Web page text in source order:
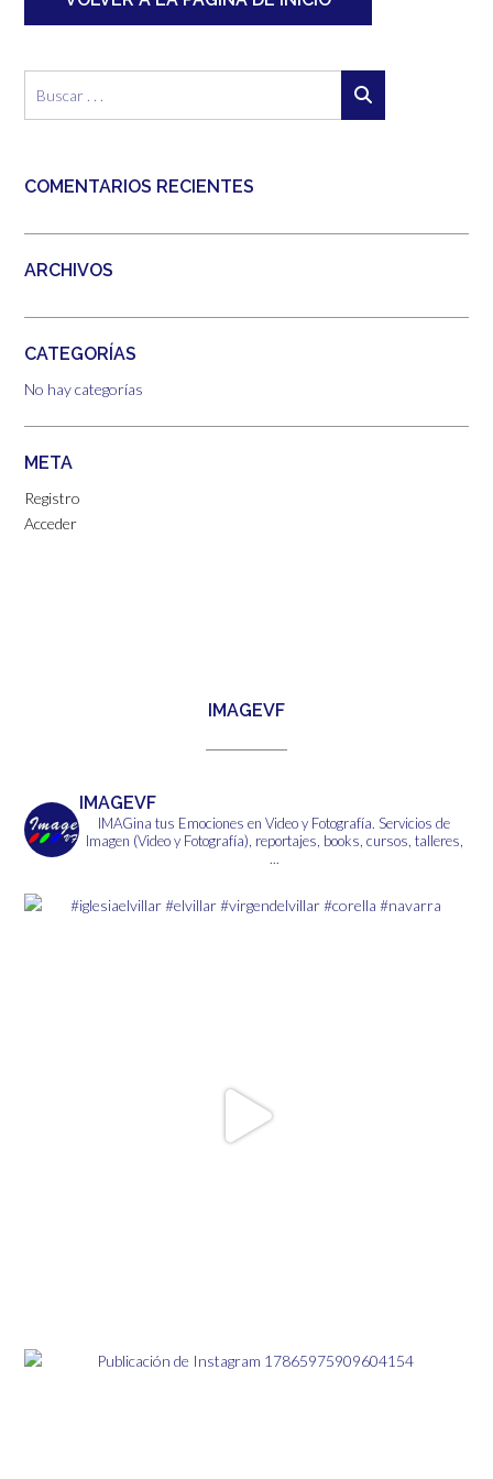
COMENTARIOS RECIENTES
ARCHIVOS
CATEGORÍAS
No hay categorías
META
Registro
Acceder
IMAGEVF
IMAGEVF
IMAGina tus Emociones en Video y Fotografía. Servicios de
Imagen (Video y Fotografía), reportajes, books, cursos, talleres,
...